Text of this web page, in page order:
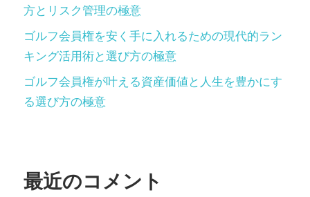
方とリスク管理の極意
ゴルフ会員権を安く手に入れるための現代的ラン
キング活用術と選び方の極意
ゴルフ会員権が叶える資産価値と人生を豊かにす
る選び方の極意
最近のコメント